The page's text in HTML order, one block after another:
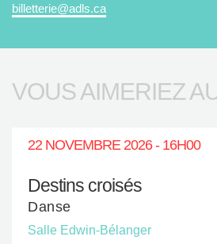
billetterie@adls.ca
VOUS AIMERIEZ
22 NOVEMBRE 2026 - 16H00
Destins croisés
Danse
Salle Edwin-Bélanger